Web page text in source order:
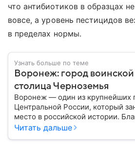
что антибиотиков в образцах
вовсе, а уровень пестицидов
в пределах нормы.
Узнать больше по теме
Воронеж: город воинской
столица Черноземья
Воронеж — один из крупнейших
Центральной России, который
место в российской истории.
расположению на юге
Читать дальше